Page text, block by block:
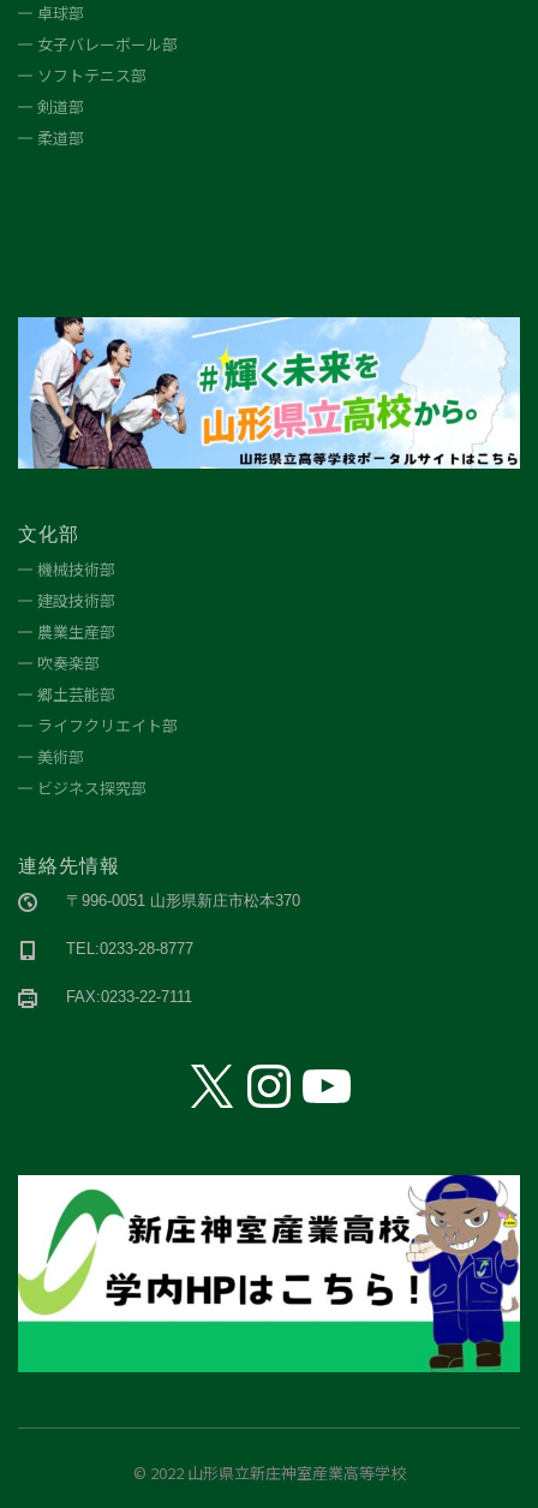
卓球部
女子バレーボール部
ソフトテニス部
剣道部
柔道部
文化部
機械技術部
建設技術部
農業生産部
吹奏楽部
郷土芸能部
ライフクリエイト部
美術部
ビジネス探究部
連絡先情報
〒996-0051 山形県新庄市松本370
TEL:0233-28-8777
FAX:0233-22-7111
X Instagram
YouTube
© 2022 山形県立新庄神室産業高等学校